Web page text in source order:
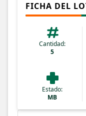
FICHA DEL
Cantidad:
5
Estado:
MB